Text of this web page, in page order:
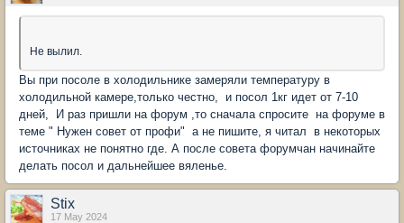
Не вылил.
Вы при посоле в холодильнике замеряли температуру в
холодильной камере,только честно, и посол 1кг идет от 7-10
дней, И раз пришли на форум ,то сначала спросите на форуме в
теме " Нужен совет от профи" а не пишите, я читал в некоторых
источниках не понятно где. А после совета форумчан начинайте
делать посол и дальнейшее вяленье.
Stix
17 May 2024